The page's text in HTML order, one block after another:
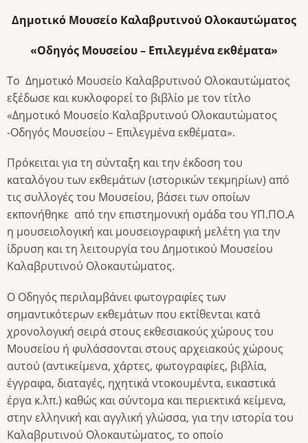
Δημοτικό Μουσείο Καλαβρυτινού Ολοκαυτώματος
«Οδηγός Μουσείου – Επιλεγμένα εκθέματα»
Το Δημοτικό Μουσείο Καλαβρυτινού Ολοκαυτώματος
εξέδωσε και κυκλοφορεί το βιβλίο με τον τίτλο
«Δημοτικό Μουσείο Καλαβρυτινού Ολοκαυτώματος
-Οδηγός Μουσείου – Επιλεγμένα εκθέματα».
Πρόκειται για τη σύνταξη και την έκδοση του
καταλόγου των εκθεμάτων (ιστορικών τεκμηρίων) από
τις συλλογές του Μουσείου, βάσει των οποίων
εκπονήθηκε από την επιστημονική ομάδα του ΥΠ.ΠΟ.Α
η μουσειολογική και μουσειογραφική μελέτη για την
ίδρυση και τη λειτουργία του Δημοτικού Μουσείου
Καλαβρυτινού Ολοκαυτώματος.
Ο Οδηγός περιλαμβάνει φωτογραφίες των
σημαντικότερων εκθεμάτων που εκτίθενται κατά
χρονολογική σειρά στους εκθεσιακούς χώρους του
Μουσείου ή φυλάσσονται στους αρχειακούς χώρους
αυτού (αντικείμενα, χάρτες, φωτογραφίες, βιβλία,
έγγραφα, διαταγές, ηχητικά ντοκουμέντα, εικαστικά
έργα κ.λπ.) καθώς και σύντομα και περιεκτικά κείμενα,
στην ελληνική και αγγλική γλώσσα, για την ιστορία του
Καλαβρυτινού Ολοκαυτώματος, το οποίο